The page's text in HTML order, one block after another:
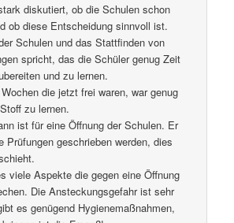
diskutiert, ob die Schulen schon
ob diese Entscheidung sinnvoll ist.
Schulen und das Stattfinden von
spricht, das die Schüler genug Zeit
und zu lernen.
die jetzt frei waren, war genug
zu lernen.
ist für eine Öffnung der Schulen. Er
Prüfungen geschrieben werden, dies
viele Aspekte die gegen eine Öffnung
Die Ansteckungsgefahr ist sehr
es genügend Hygienemaßnahmen,